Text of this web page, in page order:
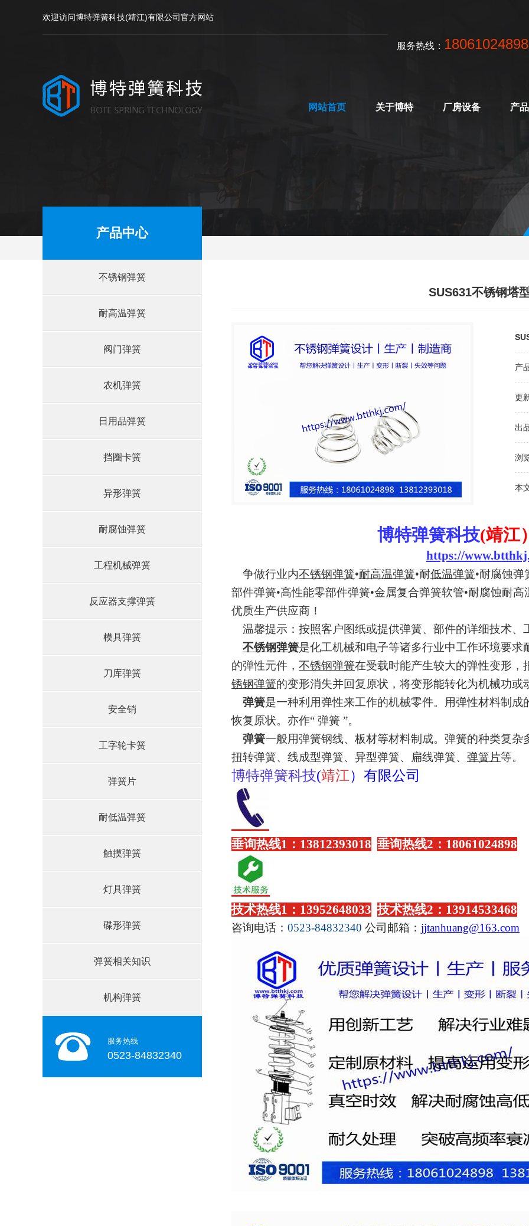
欢迎访问博特弹簧科技(靖江)有限公司官方网站
服务热线：
网站首页 关于博特 厂房设备 产
产品中心
不锈钢弹簧
耐高温弹簧
阀门弹簧
农机弹簧
日用品弹簧
挡圈卡簧
异形弹簧
耐腐蚀弹簧
工程机械弹簧
反应器支撑弹簧
模具弹簧
刀库弹簧
安全销
工字轮卡簧
弹簧片
耐低温弹簧
触摸弹簧
灯具弹簧
碟形弹簧
弹簧相关知识
机构弹簧
服务热线
0523-84832340
SUS631不锈钢塔
产
更
出
浏
本
博特弹簧科技(靖江
https://
争做行业内不锈钢弹簧•耐高温弹簧•耐低温弹簧•耐腐蚀弹
部件弹簧•高性能零部件弹簧•金属复合弹簧软管•耐腐蚀耐
优质生产供应商！
温馨提示：按照客户图纸或提供弹簧、部件的详细技术
不锈钢弹簧是化工机械和电子等诸多行业中工作环境要求
的弹性元件， 不锈钢弹簧在受载时能产生较大的弹性变形
锈钢弹簧的变形消失并回复原状，将变形能转化为机械功或
弹簧是一种利用弹性来工作的机械零件。用弹性材料制
恢复原状。亦作“ 弹簧 ”。
弹簧一般用弹簧钢线、板材等材料制成。弹簧的种类复
扭转弹簧、线成型弹簧、异型弹簧、扁线弹簧、 弹簧片等。
博特弹簧科技(靖江）有限公司
垂询热线1 ： 13812393018 垂询热线2 ： 18061024898
技术热线1 ： 13952648033 技术热线2 ： 13914533468
咨询电话： 0523-84832340 公司邮箱： jjtanhuang@163.com